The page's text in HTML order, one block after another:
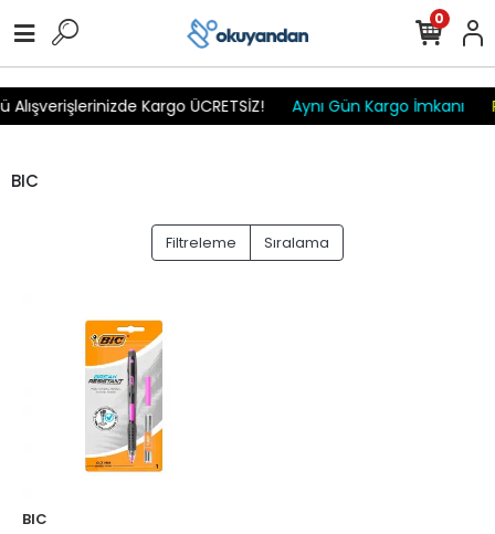
Kargo ÜCRETSİZ! Aynı Gün Kargo İmkanı
0
BIC
Filtreleme Sıralama
BIC